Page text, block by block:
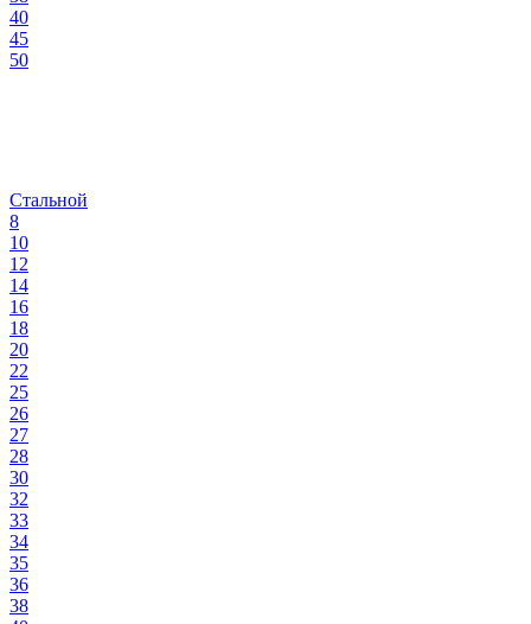
40
45
50
Стальной
8
10
12
14
16
18
20
22
25
26
27
28
30
32
33
34
35
36
38